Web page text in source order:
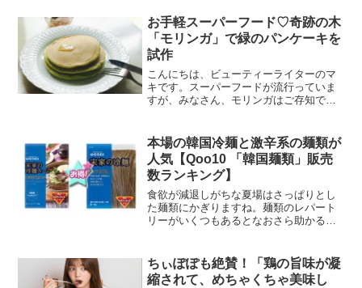
季は、冬の気分をリフレッシュして、軽
やかでスッキリとし...
お手軽スーパーフード♡奇跡の木
「モリンガ」で緑のパンケーキを
試作
こんにちは、ビューティーライターのマ
キです。スーパーフードが流行っていま
すが、みなさん、モリンガはご存知です
養失調を救う植物として注目を集めてい
ます。国連が認めるほど栄...
本場の韓国冷麺と激辛系の麺類が
人気【Qoo10 「韓国麺類」販売
数ランキング】
食欲が減退しがちな夏場はさっぱりとし
た麺類にかぎりますね。麺類のレパート
リーがいくつもあるとなおさら助かるも
します！インターネット総合ショッピン
グモール「Qoo10」を...
ちぃぽぽも絶賛！「鶏の旨味が凝
縮されて、めちゃくちゃ美味し